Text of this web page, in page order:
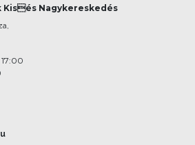
Kisés Nagykereskedés